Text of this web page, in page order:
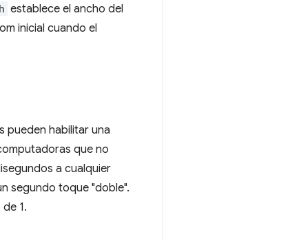
establece el ancho del
inicial cuando el
pueden habilitar una
que no
a cualquier
segundo toque "doble".
1.